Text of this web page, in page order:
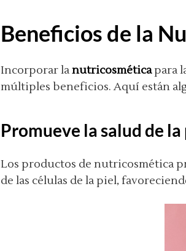
Beneficios de la
Incorporar lanutricosméticapara
múltiples beneficios. Aquí están
Promueve la salud de la
Los productos de nutricosmética
de las células de la piel,